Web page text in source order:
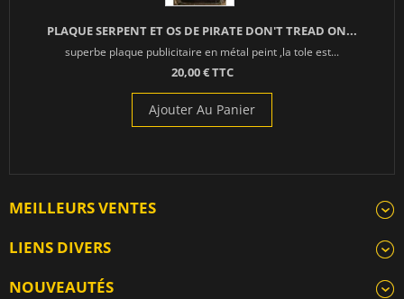
PLAQUE SERPENT ET OS DE PIRATE DON'T TREAD ON...
superbe plaque publicitaire en métal peint ,la tole est...
20,00 € TTC
Ajouter Au Panier
MEILLEURS VENTES
LIENS DIVERS
NOUVEAUTÉS